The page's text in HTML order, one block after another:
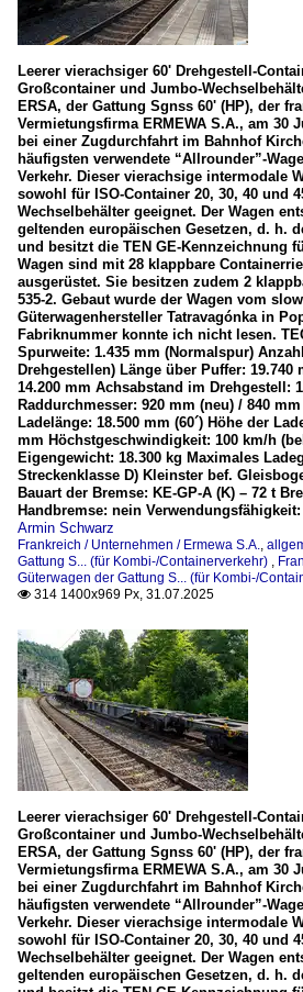
Leerer vierachsiger 60' Drehgestell-
Großcontainer und Jumbo-
ERSA, der Gattung Sgnss 60' (HP), der
Vermietungsfirma ERMEWA S.A., am 30
bei einer Zugdurchfahrt im Bahnhof
häufigsten verwendete “Allrounder”-
Verkehr. Dieser vierachsige intermodale
sowohl für ISO-Container 20, 30, 40 und
Wechselbehälter geeignet. Der Wagen
geltenden europäischen Gesetzen, d. h.
und besitzt die TEN GE-Kennzeichnung
Wagen sind mit 28 klappbare
ausgerüstet. Sie besitzen zudem 2
535-2. Gebaut wurde der Wagen vom
Güterwagenhersteller Tatravagónka in
Fabriknummer konnte ich nicht lesen.
Spurweite: 1.435 mm (Normalspur)
Drehgestellen) Länge über Puffer: 19.740
14.200 mm Achsabstand im Drehgestell:
Raddurchmesser: 920 mm (neu) / 840
Ladelänge: 18.500 mm (60´) Höhe der
mm Höchstgeschwindigkeit: 100 km/h
Eigengewicht: 18.300 kg Maximales
Streckenklasse D) Kleinster bef.
Bauart der Bremse: KE-GP-A (K) – 72 t
Handbremse: nein Verwendungsfähigkeit:
Armin Schwarz
Frankreich / Unternehmen / Ermewa S.A.,
Gattung S... (für Kombi-/Containerverkehr) ,
Güterwagen der Gattung S... (für Kombi-/
 314 1400x969 Px, 31.07.2025
Leerer vierachsiger 60' Drehgestell-
Großcontainer und Jumbo-
ERSA, der Gattung Sgnss 60' (HP), der
Vermietungsfirma ERMEWA S.A., am 30
bei einer Zugdurchfahrt im Bahnhof
häufigsten verwendete “Allrounder”-
Verkehr. Dieser vierachsige intermodale
sowohl für ISO-Container 20, 30, 40 und
Wechselbehälter geeignet. Der Wagen
geltenden europäischen Gesetzen, d. h.